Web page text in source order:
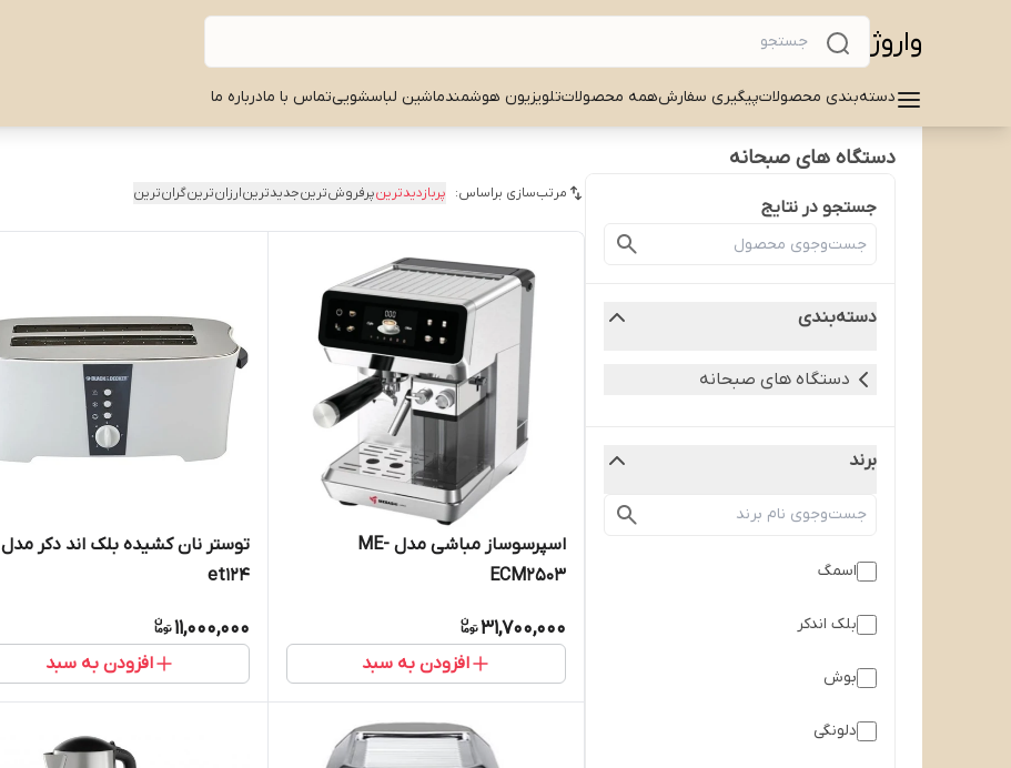
واروژ
دسته‌بندی محصولاتپیگیری سفارشهمه محصولاتتلویزیون هوشمندماشین لباسشوییتماس با مادرباره ما
دستگاه های صبحانه
جستجو در نتایج
دسته‌بندی
دستگاه های صبحانه
برند
اسمگ
بلک اندکر
بوش
دلونگی
مرتب‌سازی براساس: پربازدیدترینپرفروش‌ترینجدیدترینارزان‌ترینگران‌ترین
اسپرسوساز مباشی مدل ME-
ECM2503
31,700,000
افزودن به سبد
توستر نان کشیده بلک اند دکر مدل
et124
11,000,000
افزودن به سبد